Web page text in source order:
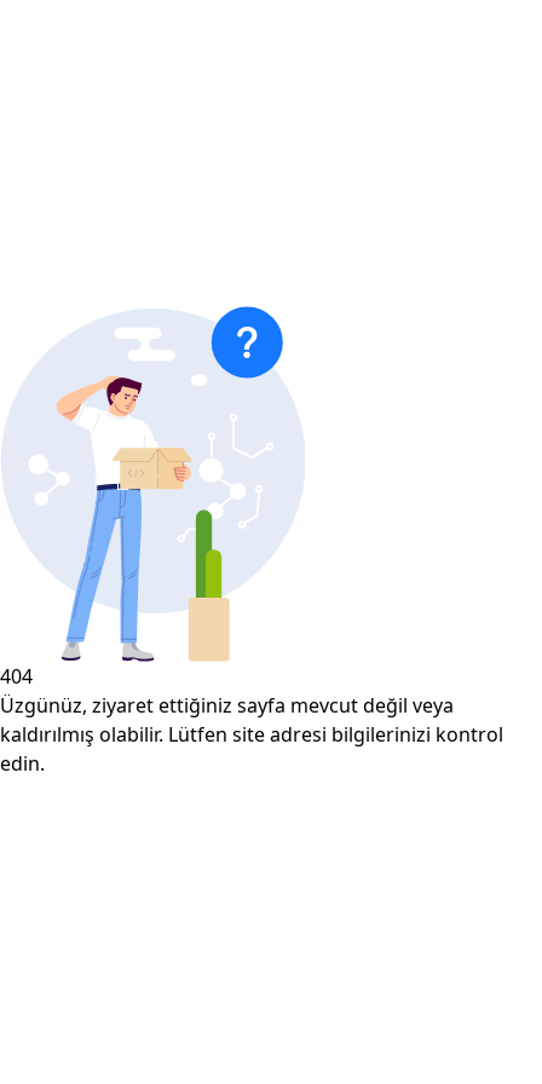
404
Üzgünüz, ziyaret ettiğiniz sayfa mevcut değil veya
kaldırılmış olabilir. Lütfen site adresi bilgilerinizi kontrol
edin.